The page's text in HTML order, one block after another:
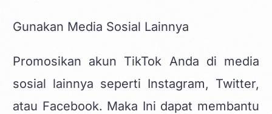
Gunakan Media Sosial Lainnya
Promosikan akun TikTok Anda di media
sosial lainnya seperti Instagram, Twitter,
atau Facebook. Maka Ini dapat membantu